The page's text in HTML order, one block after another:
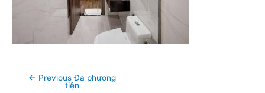
← Previous Đa phương
tiện